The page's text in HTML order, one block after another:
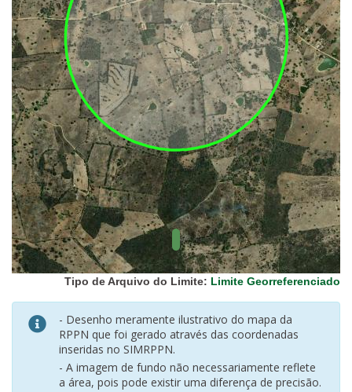
UC
Municipais
Hidrografia
1:1.000.000
(ANA)
Biomas
(IBGE)
Vegetação
(IBGE)
Rodovias
(IBGE)
Relevo
(IBGE)
Tipo de Arquivo do Limite: Limite Georreferenciado
- Desenho meramente ilustrativo do mapa da
RPPN que foi gerado através das coordenadas
inseridas no SIMRPPN.
- A imagem de fundo não necessariamente reflete
a área, pois pode existir uma diferença de precisão.